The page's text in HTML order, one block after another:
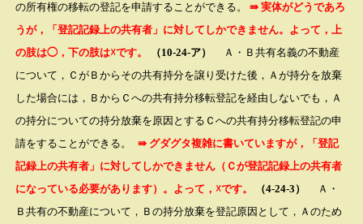
の所有権の移転の登記を申請することができる。
⇛ 実体がどうであろ
うが，「登記記録上の共有者」に対してしかできません。よって，上
の肢は◯，下の肢は☓です。
（10-24-ア） Ａ ・ Ｂ 共有名義の不動産
について， Ｃ が Ｂ からその共有持分を譲り受けた後， Ａ が持分を放棄
した場合には， Ｂ から Ｃ への共有持分移転登記を経由しないでも， Ａ
の持分についての持分放棄を原因とする Ｃ への共有持分移転登記の申
請をすることができる。
⇛ グダグタ複雑に書いていますが，「登記
記録上の共有者」に対してしかできません（Ｃが登記記録上の共有者
になっている必要があります）。よって，☓です。
（4-24-3）
Ａ・
Ｂ共有の不動産について，Ｂの持分放棄を登記原因として，Ａのため